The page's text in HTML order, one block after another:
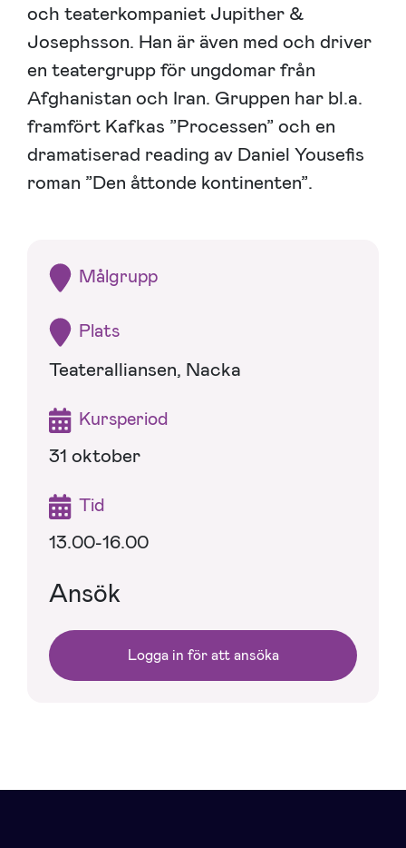
och teaterkompaniet Jupither &
Josephsson. Han är även med och driver
en teatergrupp för ungdomar från
Afghanistan och Iran. Gruppen har bl.a.
framfört Kafkas ”Processen” och en
dramatiserad reading av Daniel Yousefis
roman ”Den åttonde kontinenten”.
Målgrupp
Plats
Teateralliansen, Nacka
Kursperiod
31 oktober
Tid
13.00-16.00
Ansök
Logga in för att ansöka